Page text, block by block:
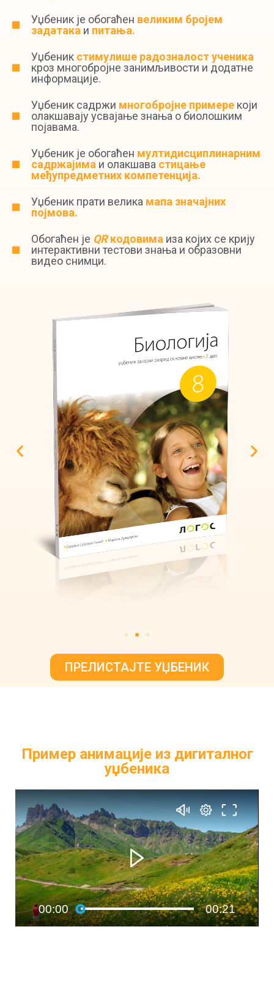
Уџбеник је обогаћен великим бројем
задатака и питања.
Уџбеник стимулише радозналост ученика
кроз многобројне занимљивости и додатне
информације.
Уџбеник садржи многобројне примерекоји
олакшавају усвајање знања о биолошким
појавама.
Уџбеник је обогаћен мултидисциплинарним
садржајима и олакшава стицање
међупредметних компетенција.
Уџбеник прати велика мапа значајних
појмова.
Обогаћен је QRкодовима иза којих се крију
интерактивни тестови знања и образовни
видео снимци.
ПРЕЛИСТАЈТЕ УЏБЕНИК
Пример анимације из дигиталног
уџбеника